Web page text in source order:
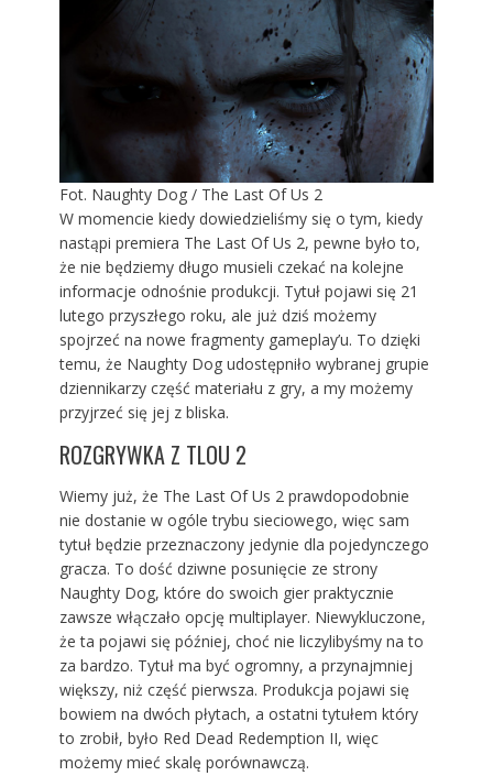
Fot. Naughty Dog / The Last Of Us 2
W momencie kiedy dowiedzieliśmy się o tym, kiedy
nastąpi premiera The Last Of Us 2, pewne było to,
że nie będziemy długo musieli czekać na kolejne
informacje odnośnie produkcji. Tytuł pojawi się 21
lutego przyszłego roku, ale już dziś możemy
spojrzeć na nowe fragmenty gameplay’u. To dzięki
temu, że Naughty Dog udostępniło wybranej grupie
dziennikarzy część materiału z gry, a my możemy
przyjrzeć się jej z bliska.
ROZGRYWKA Z TLOU 2
Wiemy już, że The Last Of Us 2 prawdopodobnie
nie dostanie w ogóle trybu sieciowego, więc sam
tytuł będzie przeznaczony jedynie dla pojedynczego
gracza. To dość dziwne posunięcie ze strony
Naughty Dog, które do swoich gier praktycznie
zawsze włączało opcję multiplayer. Niewykluczone,
że ta pojawi się później, choć nie liczylibyśmy na to
za bardzo. Tytuł ma być ogromny, a przynajmniej
większy, niż część pierwsza. Produkcja pojawi się
bowiem na dwóch płytach, a ostatni tytułem który
to zrobił, było Red Dead Redemption II, więc
możemy mieć skalę porównawczą.